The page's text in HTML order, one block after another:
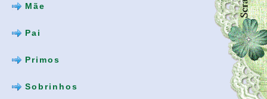
Mãe
Pai
Primos
Sobrinhos